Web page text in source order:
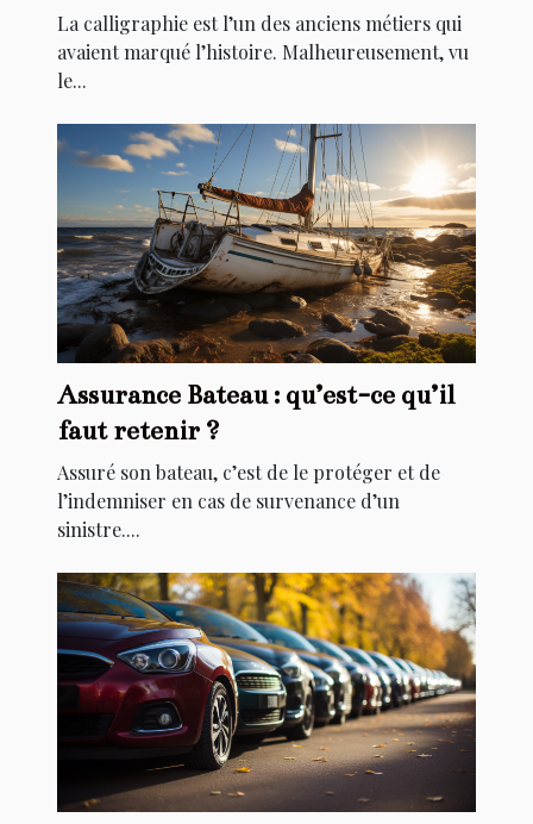
La calligraphie est l’un des anciens métiers qui
avaient marqué l’histoire. Malheureusement, vu
le...
Assurance Bateau : qu’est-ce qu’il
faut retenir ?
Assuré son bateau, c’est de le protéger et de
l’indemniser en cas de survenance d’un
sinistre....